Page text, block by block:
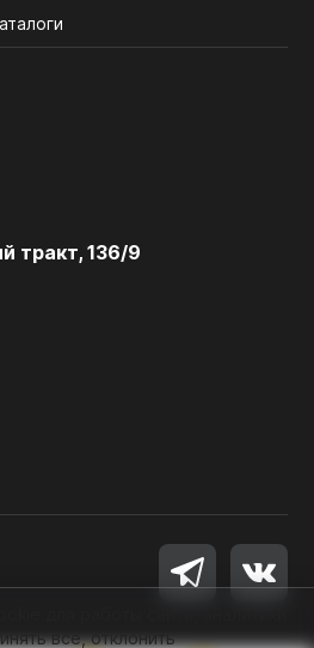
тракт, 136/9
все, отклонить